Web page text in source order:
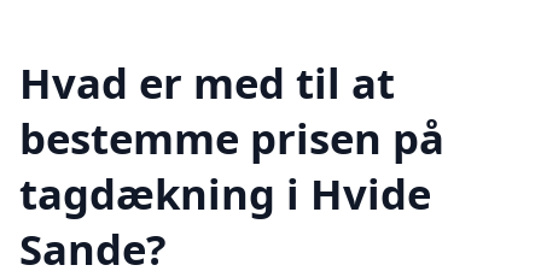
Hvad er med til at
bestemme prisen på
tagdækning i Hvide
Sande?